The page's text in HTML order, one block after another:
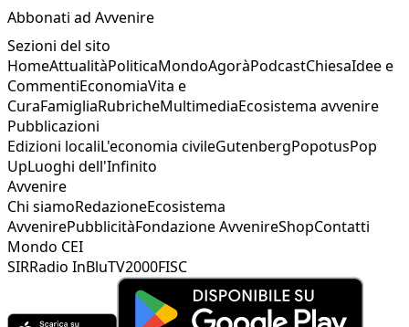
Abbonati ad Avvenire
Sezioni del sito
HomeAttualitàPoliticaMondoAgoràPodcastChiesaIdee e
CommentiEconomiaVita e
CuraFamigliaRubricheMultimediaEcosistema avvenire
Pubblicazioni
Edizioni localiL'economia civileGutenbergPopotusPop
UpLuoghi dell'Infinito
Avvenire
Chi siamoRedazioneEcosistema
AvvenirePubblicitàFondazione AvvenireShopContatti
Mondo CEI
SIRRadio InBluTV2000FISC